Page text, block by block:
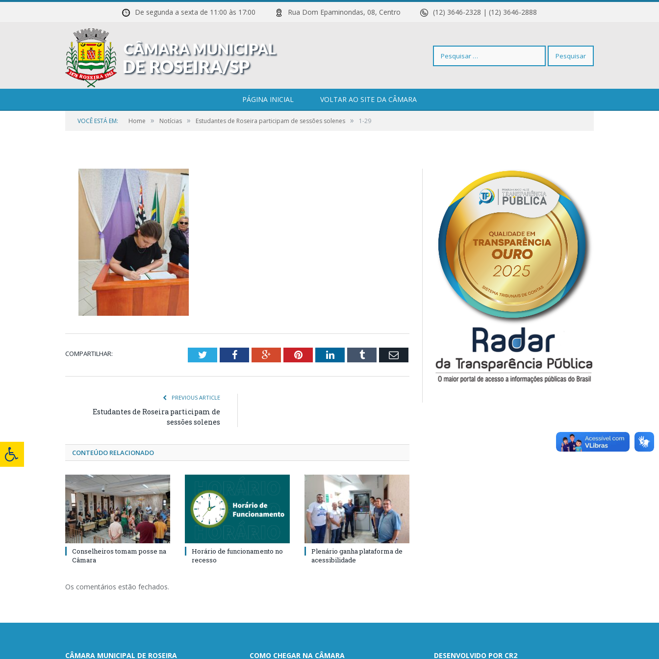
De segunda a sexta de 11:00 às 17:00 Rua Dom Epaminondas, 08, Centro (12) 3646-2328 | (12) 3646-2888
Pesquisar
PÁGINA INICIAL VOLTAR AO SITE DA CÂMARA
VOCÊ ESTÁ EM: Home » Notícias » Estudantes de Roseira participam de sessões solenes » 1-29
COMPARTILHAR: TwitterFacebookGoogle+PinterestLinkedInTumblr Email
PREVIOUS ARTICLE
Estudantes de Roseira participam de
sessões solenes
CONTEÚDO RELACIONADO
Conselheiros tomam posse na
Câmara
Horário de funcionamento no
recesso
Plenário ganha plataforma de
acessibilidade
Os comentários estão fechados.
CÂMARA MUNICIPAL DE ROSEIRA COMO CHEGAR NA CÂMARA DESENVOLVIDO POR CR2